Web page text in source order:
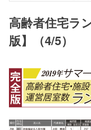
高齢者住宅ラ
版】（4/5）